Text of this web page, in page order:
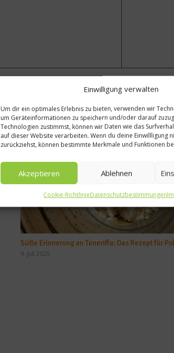
Einwilligung verwalten
Um dir ein optimales Erlebnis zu bieten, verwenden wir
um Geräteinformationen zu speichern und/oder darauf
Technologien zustimmst, können wir Daten wie das
auf dieser Website verarbeiten. Wenn du deine Einwillligung
zurückziehst, können bestimmte Merkmale und Funktionen
Akzeptieren Ablehnen
Cookie-RichtlinieDatenschutzbestimmungen
Süße Erinnerung an Teneriffa: Das Rezept für
9. Juli 2025